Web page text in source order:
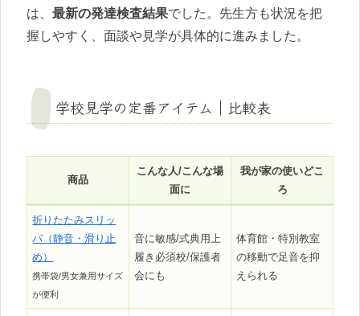
は、 最新の発達検査結果でした。先生方も状況を把
握しやすく、面談や見学が具体的に進みました。
学校見学の定番アイテム｜比較表
商品
こんな人/こんな場
面に
我が家の使いどこ
ろ
折りたたみスリッ
パ（静音・滑り止
め）
携帯袋/男女兼用サイズ
が便利
音に敏感/式典用上
履き必須校/保護者
会にも
体育館・特別教室
の移動で足音を抑
えられる